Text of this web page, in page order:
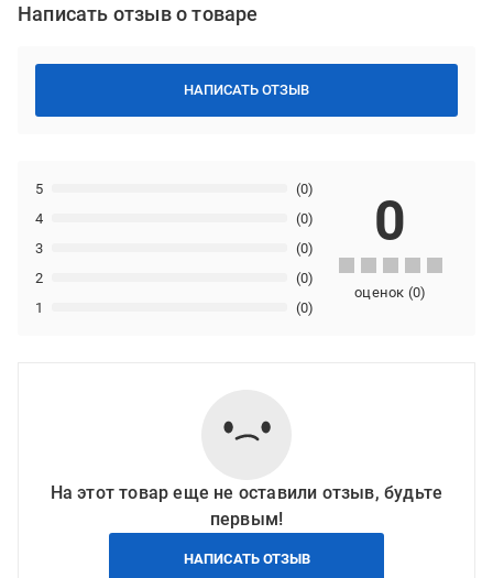
Написать отзыв о товаре
НАПИСАТЬ ОТЗЫВ
1 (0)
2 (0)
3 (0)
4 (0)
5 (0)
0
оценок (0)
На этот товар еще не оставили отзыв, будьте
первым!
НАПИСАТЬ ОТЗЫВ